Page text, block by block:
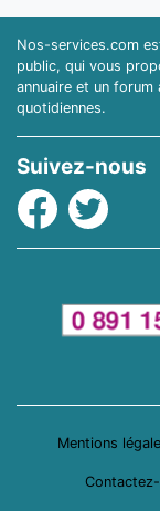
Nos-services.com
public, qui vous
annuaire et un
quotidiennes.
Suivez-nous
Facebook
Twitter
Mentions